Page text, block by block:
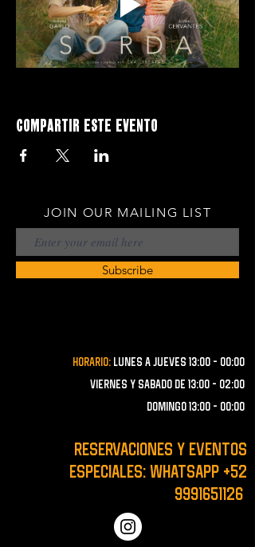
Compartir este evento
JOIN OUR MAILING LIST
Subscribe
Horario: lunes a JUEVES 13:00 - 00:00
VIERNES Y SABADO de 13:00 - 02:00
domingo 13:00 - 00:00
RESERVACIONES y EVENTOS
ESPECIALES: WHATSAPP +52
9991651126